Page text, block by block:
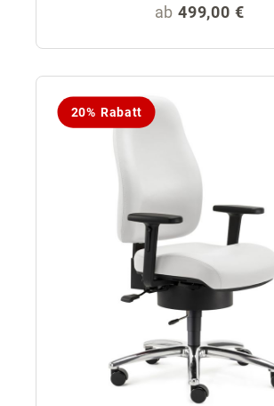
Regulärer Preis:
ab 499,00 €
20% Rabatt